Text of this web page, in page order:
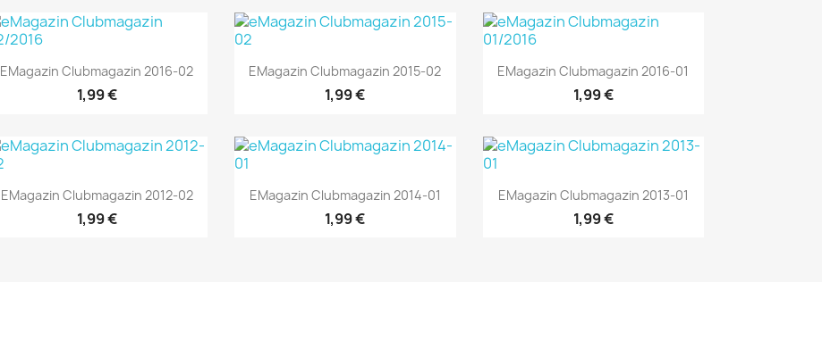
Vorschau
EMagazin Clubmagazin 2016-02
1,99 €
Vorschau
EMagazin Clubmagazin 2015-02
1,99 €
Vorschau
EMagazin Clubmagazin 2016-01
1,99 €
Vorschau
EMagazin Clubmagazin 2012-02
1,99 €
Vorschau
EMagazin Clubmagazin 2014-01
1,99 €
Vorschau
EMagazin Clubmagazin 2013-01
1,99 €